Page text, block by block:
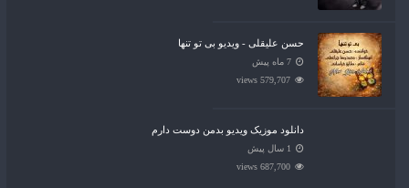
حسن علیقلی - ویدیو بی تو تنها
7 ماه پیش
579,707 views
دانلود موزیک ویدیو بدمن دوست دارم
1 سال پیش
687,700 views